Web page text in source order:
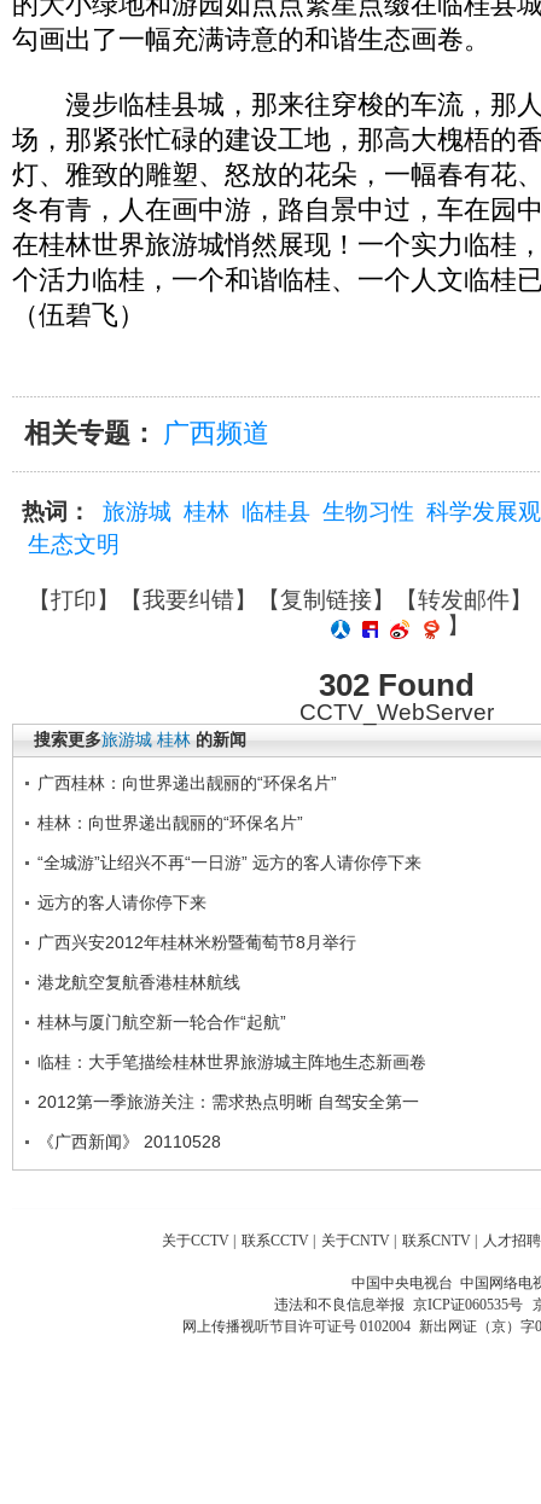
勾画出了一幅充满诗意的和谐生态画卷。
漫步临桂县城，那来往穿梭的车流，那
场，那紧张忙碌的建设工地，那高大槐梧的
灯、雅致的雕塑、怒放的花朵，一幅春有花
冬有青，人在画中游，路自景中过，车在园
在桂林世界旅游城悄然展现！一个实力临桂
个活力临桂，一个和谐临桂、一个人文临桂
（伍碧飞）
相关专题： 广西频道
热词： 旅游城 桂林 临桂县 生物习性 科学发展观
生态文明
【打印】【我要纠错】【复制链接】【转发邮件】
】
302 Found
CCTV_WebServer
搜索更多旅游城 桂林 的新闻
广西桂林：向世界递出靓丽的“环保名片”
桂林：向世界递出靓丽的“环保名片”
“全城游”让绍兴不再“一日游” 远方的客人请你停下来
远方的客人请你停下来
广西兴安2012年桂林米粉暨葡萄节8月举行
港龙航空复航香港桂林航线
桂林与厦门航空新一轮合作“起航”
临桂：大手笔描绘桂林世界旅游城主阵地生态新画卷
2012第一季旅游关注：需求热点明晰 自驾安全第一
《广西新闻》 20110528
关于CCTV | 联系CCTV | 关于CNTV | 联系CNTV | 人才招聘
中国中央电视台 中国网络电
违法和不良信息举报 京ICP证060535号
网上传播视听节目许可证号 0102004 新出网证（京）